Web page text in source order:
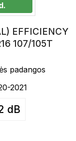
EFFICIENCY
107/105T
padangos
2021
dB